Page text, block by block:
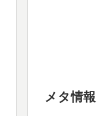
メタ情報